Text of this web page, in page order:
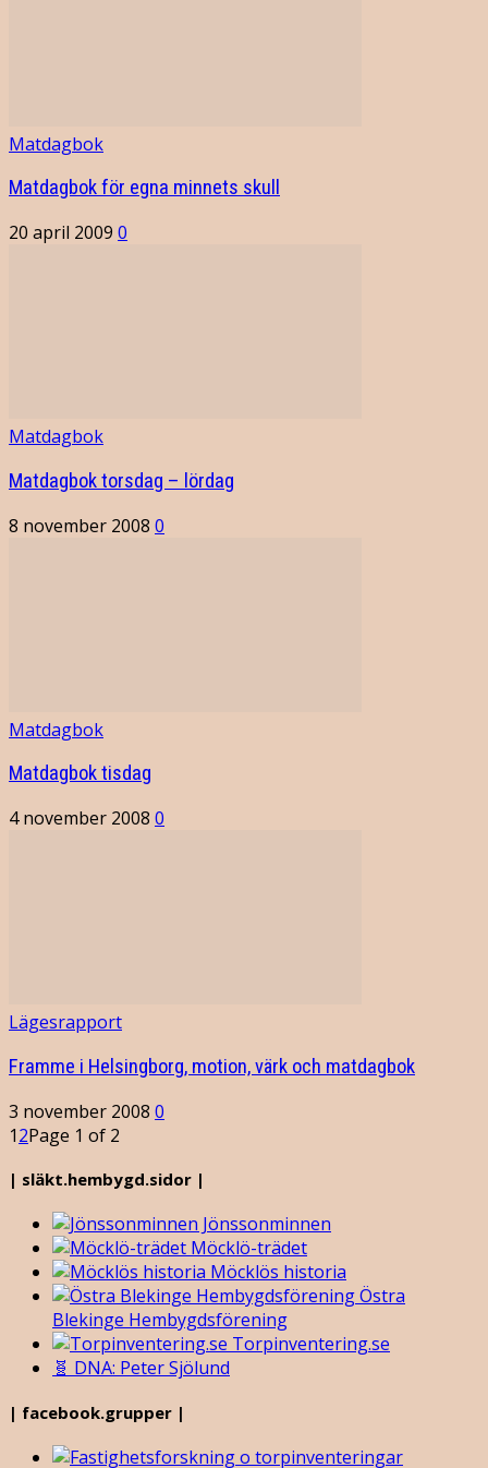
Matdagbok
Matdagbok för egna minnets skull
20 april 2009 0
Matdagbok
Matdagbok torsdag – lördag
8 november 2008 0
Matdagbok
Matdagbok tisdag
4 november 2008 0
Lägesrapport
Framme i Helsingborg, motion, värk och matdagbok
3 november 2008 0
12Page 1 of 2
| släkt.hembygd.sidor |
Jönssonminnen
Möcklö-trädet
Möcklös historia
Östra
Blekinge Hembygdsförening
Torpinventering.se
🧬 DNA: Peter Sjölund
| facebook.grupper |